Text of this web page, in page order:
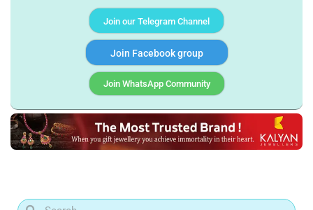
Join our Telegram Channel
Join Facebook group
Join WhatsApp Community